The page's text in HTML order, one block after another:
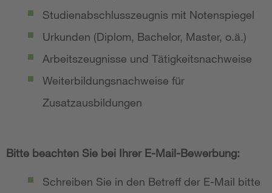
Studienabschlusszeugnis mit Notenspiegel
Urkunden (Diplom, Bachelor, Master, o.ä.)
Arbeitszeugnisse und Tätigkeitsnachweise
Weiterbildungsnachweise für
Zusatzausbildungen
Bitte beachten Sie bei Ihrer E-Mail-Bewerbung:
Schreiben Sie in den Betreff der E-Mail bitte